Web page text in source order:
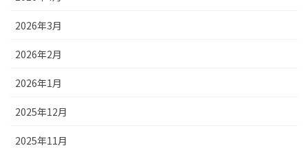
2026年3月
2026年2月
2026年1月
2025年12月
2025年11月